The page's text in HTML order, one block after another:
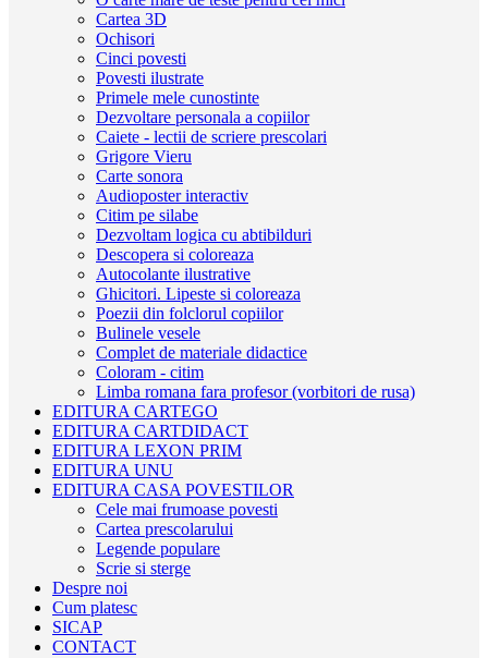
Cartea 3D
Ochisori
Cinci povesti
Povesti ilustrate
Primele mele cunostinte
Dezvoltare personala a copiilor
Caiete - lectii de scriere prescolari
Grigore Vieru
Carte sonora
Audioposter interactiv
Citim pe silabe
Dezvoltam logica cu abtibilduri
Descopera si coloreaza
Autocolante ilustrative
Ghicitori. Lipeste si coloreaza
Poezii din folclorul copiilor
Bulinele vesele
Complet de materiale didactice
Coloram - citim
Limba romana fara profesor (vorbitori de rusa)
EDITURA CARTEGO
EDITURA CARTDIDACT
EDITURA LEXON PRIM
EDITURA UNU
EDITURA CASA POVESTILOR
Cele mai frumoase povesti
Cartea prescolarului
Legende populare
Scrie si sterge
Despre noi
Cum platesc
SICAP
CONTACT